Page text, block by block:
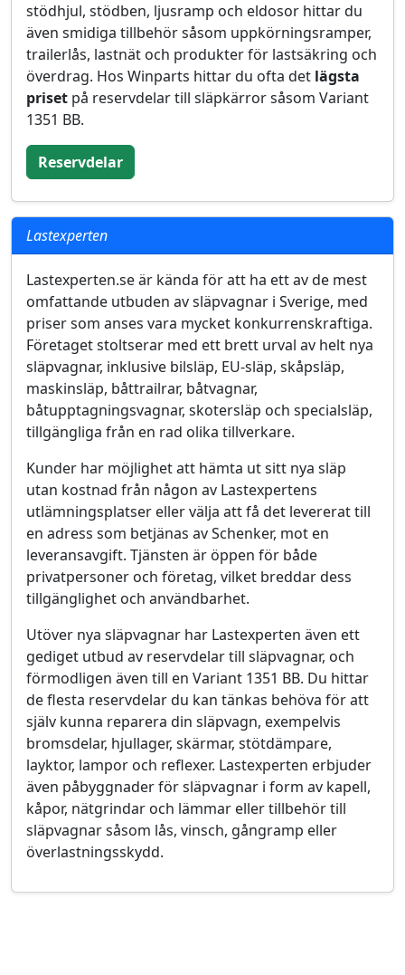
stödhjul, stödben, ljusramp och eldosor hittar du
även smidiga tillbehör såsom uppkörningsramper,
trailerlås, lastnät och produkter för lastsäkring och
överdrag. Hos Winparts hittar du ofta det lägsta
priset på reservdelar till släpkärror såsom Variant
1351 BB.
Reservdelar
Lastexperten
Lastexperten.se är kända för att ha ett av de mest
omfattande utbuden av släpvagnar i Sverige, med
priser som anses vara mycket konkurrenskraftiga.
Företaget stoltserar med ett brett urval av helt nya
släpvagnar, inklusive bilsläp, EU-släp, skåpsläp,
maskinsläp, båttrailrar, båtvagnar,
båtupptagningsvagnar, skotersläp och specialsläp,
tillgängliga från en rad olika tillverkare.
Kunder har möjlighet att hämta ut sitt nya släp
utan kostnad från någon av Lastexpertens
utlämningsplatser eller välja att få det levererat till
en adress som betjänas av Schenker, mot en
leveransavgift. Tjänsten är öppen för både
privatpersoner och företag, vilket breddar dess
tillgänglighet och användbarhet.
Utöver nya släpvagnar har Lastexperten även ett
gediget utbud av reservdelar till släpvagnar, och
förmodligen även till en Variant 1351 BB. Du hittar
de flesta reservdelar du kan tänkas behöva för att
själv kunna reparera din släpvagn, exempelvis
bromsdelar, hjullager, skärmar, stötdämpare,
layktor, lampor och reflexer. Lastexperten erbjuder
även påbyggnader för släpvagnar i form av kapell,
kåpor, nätgrindar och lämmar eller tillbehör till
släpvagnar såsom lås, vinsch, gångramp eller
överlastningsskydd.